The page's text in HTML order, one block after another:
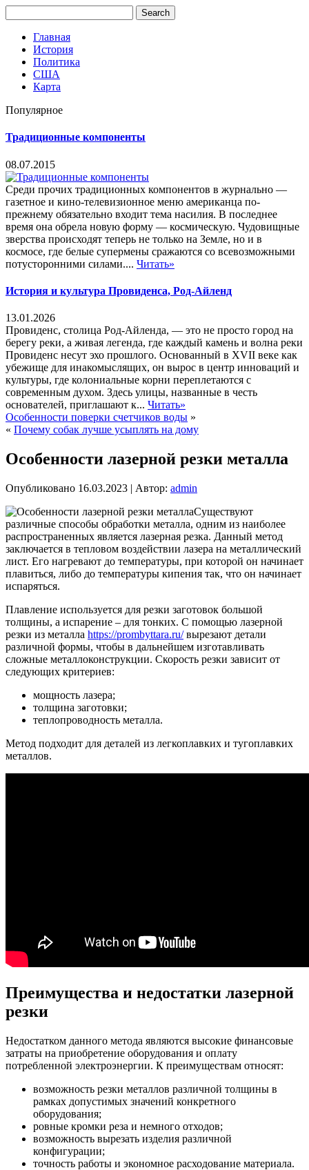
Главная
История
Политика
США
Карта
Популярное
Традиционные компоненты
08.07.2015
Среди прочих традиционных компонентов в журнально —
газетное и кино-телевизионное меню американца по-
прежнему обязательно входит тема насилия. В последнее
время она обрела новую форму — космическую. Чудовищные
зверства происходят теперь не только на Земле, но и в
космосе, где белые супермены сражаются со всевозможными
потусторонними силами.... Читать»
История и культура Провиденса, Род-Айленд
13.01.2026
Провиденс, столица Род-Айленда, — это не просто город на
берегу реки, а живая легенда, где каждый камень и волна реки
Провиденс несут эхо прошлого. Основанный в XVII веке как
убежище для инакомыслящих, он вырос в центр инноваций и
культуры, где колониальные корни переплетаются с
современным духом. Здесь улицы, названные в честь
основателей, приглашают к... Читать»
Особенности поверки счетчиков воды »
« Почему собак лучше усыплять на дому
Особенности лазерной резки металла
Опубликовано 16.03.2023 | Автор: admin
Существуют
различные способы обработки металла, одним из наиболее
распространенных является лазерная резка. Данный метод
заключается в тепловом воздействии лазера на металлический
лист. Его нагревают до температуры, при которой он начинает
плавиться, либо до температуры кипения так, что он начинает
испаряться.
Плавление используется для резки заготовок большой
толщины, а испарение – для тонких. С помощью лазерной
резки из металла https://prombyttara.ru/вырезают детали
различной формы, чтобы в дальнейшем изготавливать
сложные металлоконструкции. Скорость резки зависит от
следующих критериев:
мощность лазера;
толщина заготовки;
теплопроводность металла.
Метод подходит для деталей из легкоплавких и тугоплавких
металлов.
Преимущества и недостатки лазерной
резки
Недостатком данного метода являются высокие финансовые
затраты на приобретение оборудования и оплату
потребленной электроэнергии. К преимуществам относят:
возможность резки металлов различной толщины в
рамках допустимых значений конкретного
оборудования;
ровные кромки реза и немного отходов;
возможность вырезать изделия различной
конфигурации;
точность работы и экономное расходование материала.